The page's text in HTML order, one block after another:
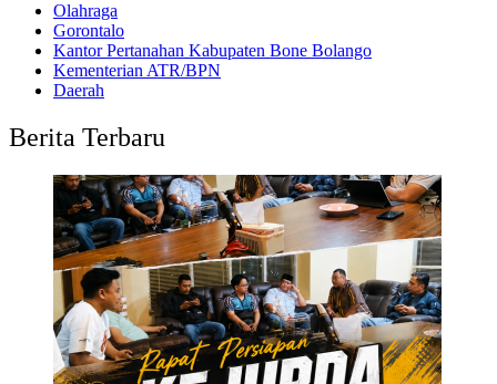
Olahraga
Gorontalo
Kantor Pertanahan Kabupaten Bone Bolango
Kementerian ATR/BPN
Daerah
Berita Terbaru